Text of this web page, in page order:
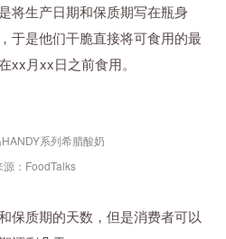
将生产日期和保质期写在瓶身
于是他们干脆直接将可食用的最
xx月xx日之前食用。
系列希腊酸奶
源：FoodTalks
保质期的天数，但是消费者可以